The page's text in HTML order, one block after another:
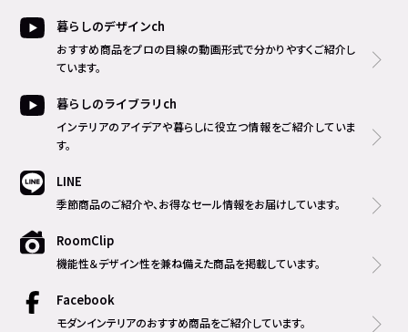
暮らしのデザインch
おすすめ商品をプロの目線の動画形式で分かりやすくご紹介し
ています。
暮らしのライブラリch
インテリアのアイデアや暮らしに役立つ情報をご紹介していま
す。
LINE
季節商品のご紹介や、お得なセール情報をお届けしています。
RoomClip
機能性＆デザイン性を兼ね備えた商品を掲載しています。
Facebook
モダンインテリアのおすすめ商品をご紹介しています。